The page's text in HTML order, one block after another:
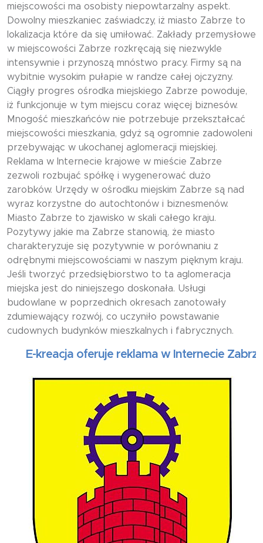
miejscowości ma osobisty niepowtarzalny aspekt.
Dowolny mieszkaniec zaświadczy, iż miasto Zabrze to
lokalizacja które da się umiłować. Zakłady przemysłowe
w miejscowości Zabrze rozkręcają się niezwykle
intensywnie i przynoszą mnóstwo pracy. Firmy są na
wybitnie wysokim pułapie w randze całej ojczyzny.
Ciągły progres ośrodka miejskiego Zabrze powoduje,
iż funkcjonuje w tym miejscu coraz więcej biznesów.
Mnogość mieszkańców nie potrzebuje przekształcać
miejscowości mieszkania, gdyż są ogromnie zadowoleni
przebywając w ukochanej aglomeracji miejskiej.
Reklama w Internecie krajowe w mieście Zabrze
zezwoli rozbujać spółkę i wygenerować dużo
zarobków. Urzędy w ośrodku miejskim Zabrze są nad
wyraz korzystne do autochtonów i biznesmenów.
Miasto Zabrze to zjawisko w skali całego kraju.
Pozytywy jakie ma Zabrze stanowią, że miasto
charakteryzuje się pozytywnie w porównaniu z
odrębnymi miejscowościami w naszym pięknym kraju.
Jeśli tworzyć przedsiębiorstwo to ta aglomeracja
miejska jest do niniejszego doskonała. Usługi
budowlane w poprzednich okresach zanotowały
zdumiewający rozwój, co uczyniło powstawanie
cudownych budynków mieszkalnych i fabrycznych.
E-kreacja oferuje reklama w Internecie Zabrze